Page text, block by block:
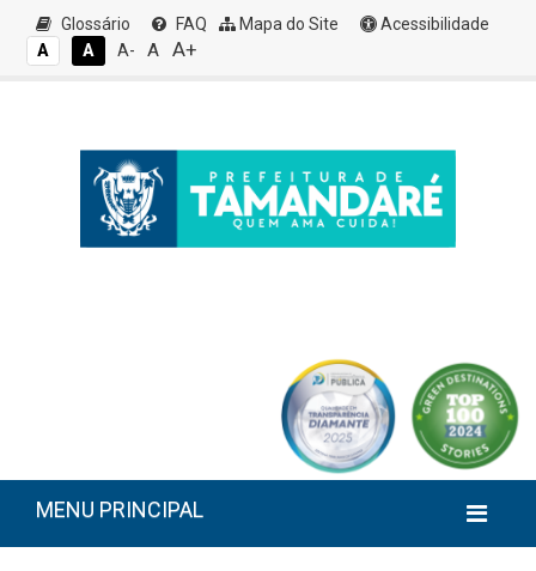
Glossário FAQ Mapa do Site
Acessibilidade
A
A A- A A+
MENU PRINCIPAL